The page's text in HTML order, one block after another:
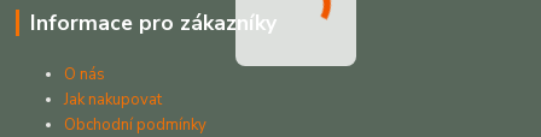
Informace pro zákazníky
O nás
Jak nakupovat
Obchodní podmínky